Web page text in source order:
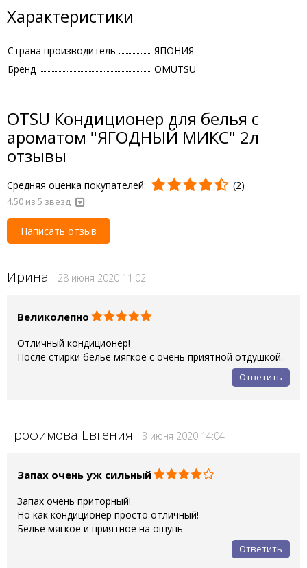
Характеристики
Страна производитель
ЯПОНИЯ
Бренд
OMUTSU
OTSU Кондиционер для белья с
ароматом "ЯГОДНЫЙ МИКС" 2л
отзывы
Средняя оценка покупателей: (2)
4.50 из 5 звезд
Написать отзыв
Ирина 28 июня 2020 11:02
Великолепно
Отличный кондиционер!
После стирки бельё мягкое с очень приятной отдушкой.
Ответить
Трофимова Евгения 3 июня 2020 14:04
Запах очень уж сильный
Запах очень приторный!
Но как кондиционер просто отличный!
Белье мягкое и приятное на ощупь
Ответить